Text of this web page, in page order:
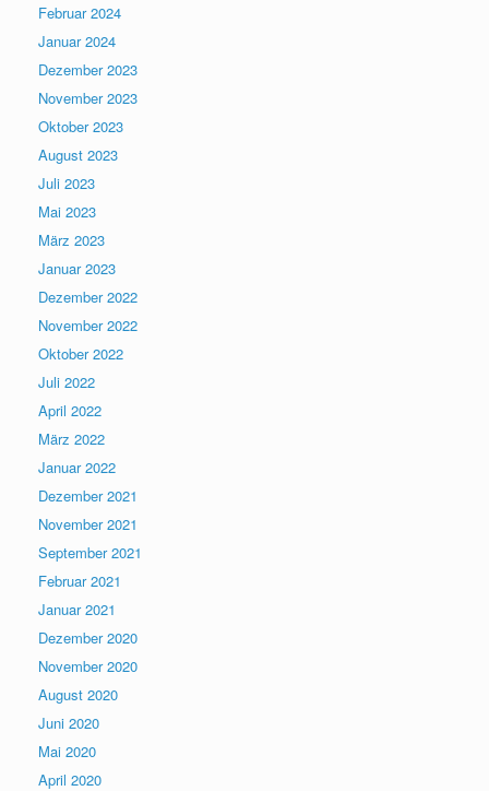
Februar 2024
Januar 2024
Dezember 2023
November 2023
Oktober 2023
August 2023
Juli 2023
Mai 2023
März 2023
Januar 2023
Dezember 2022
November 2022
Oktober 2022
Juli 2022
April 2022
März 2022
Januar 2022
Dezember 2021
November 2021
September 2021
Februar 2021
Januar 2021
Dezember 2020
November 2020
August 2020
Juni 2020
Mai 2020
April 2020